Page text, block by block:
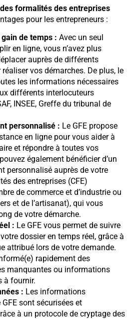
formalités des entreprises
pour les entrepreneurs :
de temps : Avec un seul
en ligne, vous n’avez plus
auprès de différents
vos démarches. De plus, le
les informations nécessaires
différents interlocuteurs
INSEE, Greffe du tribunal de
personnalisé : Le GFE propose
en ligne pour vous aider à
et répondre à toutes vos
également bénéficier d’un
personnalisé auprès de votre
des entreprises (CFE)
de commerce et d’industrie ou
et de l’artisanat), qui vous
de votre démarche.
: Le GFE vous permet de suivre
dossier en temps réel, grâce à
attribué lors de votre demande.
rapidement des
manquantes ou informations
à fournir.
: Les informations
sont sécurisées et
à un protocole de cryptage des